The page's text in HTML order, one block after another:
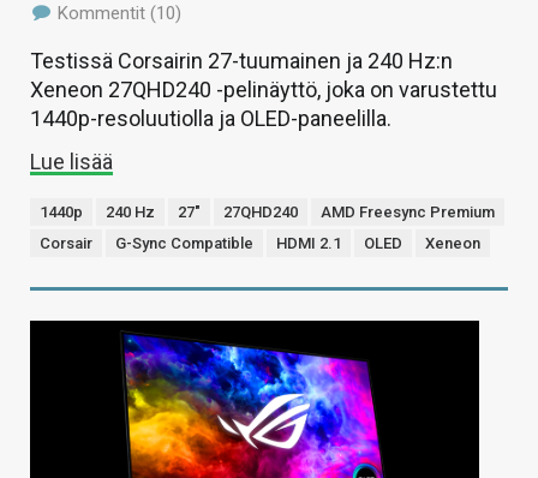
Kommentit (10)
Testissä Corsairin 27-tuumainen ja 240 Hz:n
Xeneon 27QHD240 -pelinäyttö, joka on varustettu
1440p-resoluutiolla ja OLED-paneelilla.
Lue lisää
1440p 240 Hz 27" 27QHD240
AMD Freesync Premium
Corsair
G-Sync Compatible HDMI 2.1 OLED Xeneon